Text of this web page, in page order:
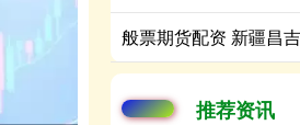
推荐资讯